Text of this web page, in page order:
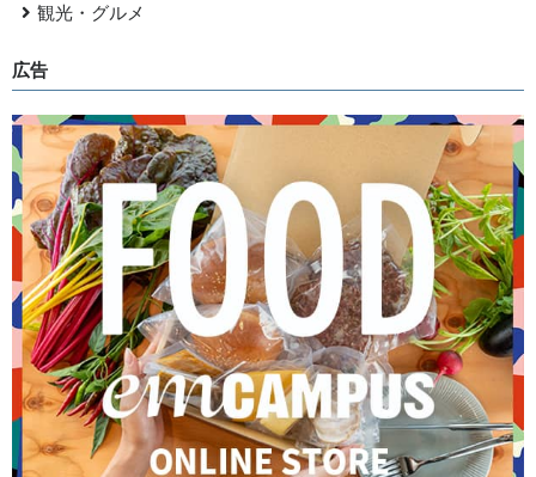
観光・グルメ
広告